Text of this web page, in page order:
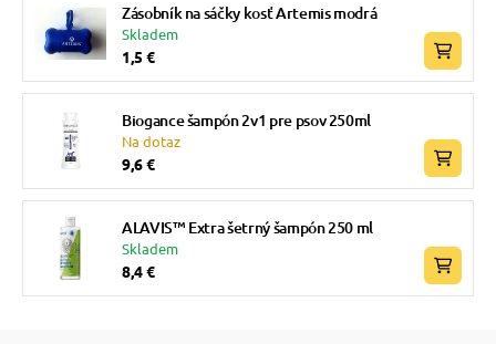
Zásobník na sáčky kosť Artemis modrá
Skladem
1,5 €
Biogance šampón 2v1 pre psov 250ml
Na dotaz
9,6 €
ALAVIS™ Extra šetrný šampón 250 ml
Skladem
8,4 €